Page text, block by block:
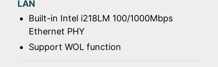
LAN
Built-in Intel i218LM 100/1000Mbps
Ethernet PHY
Support WOL function